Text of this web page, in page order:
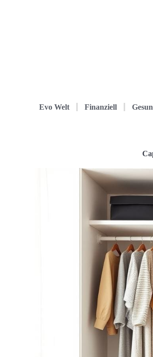
Evo Welt Finanziell